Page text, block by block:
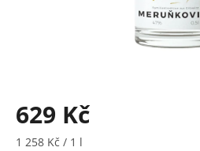
629 Kč
Měrná
1 258 Kč / 1 l